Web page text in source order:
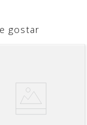
gostar